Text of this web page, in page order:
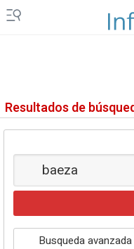
FINANCIERO
GENERACIÓN DE
Resultados de
Busqueda avanzada